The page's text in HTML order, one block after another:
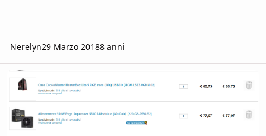
Nerelyn29 Marzo 20188 anni
Valutazione nuovo computer (emergenza)